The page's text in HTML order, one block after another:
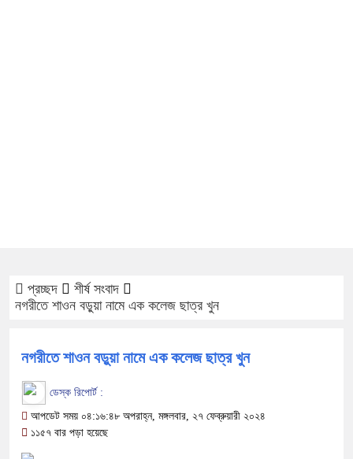
প্রচ্ছদ
শীর্ষ সংবাদ
নগরীতে শাওন বড়ুয়া নামে এক কলেজ ছাত্র খুন
নগরীতে শাওন বড়ুয়া নামে এক কলেজ ছাত্র খুন
ডেস্ক রিপোর্ট :
আপডেট সময় ০৪:১৬:৪৮ অপরাহ্ন, মঙ্গলবার, ২৭ ফেব্রুয়ারী ২০২৪
১১৫৭ বার পড়া হয়েছে